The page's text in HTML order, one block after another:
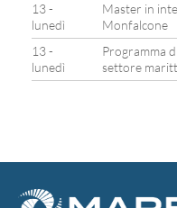
13 -
lunedì
Master in
Monfalcone
13 -
lunedì
Programma
settore